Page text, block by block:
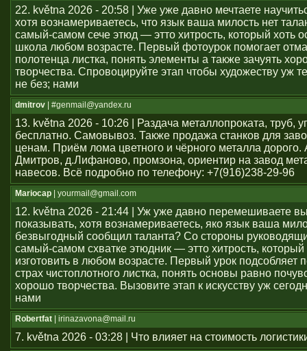
22. května 2026 - 20:58 | Уже уже давно мечтаете
хотя вознамериваетесь, что язык ваша милость нет
самый-самом сече этюд — этто хитрость, который хоть
школа любом возрасте. Первый фотоурок помогает
полотенца листка, понять элементы а также зачуять
творчества. Спровоцируйте этап чтобы художеству уж
не без; нами
dmitrov | #genmail@yandex.ru
13. května 2026 - 10:26 | Раздача металлопроката, труб,
бесплатно. Самовывоз. Также продажа станков для
ценам. Приём лома цветного и чёрного металла дорого.
Дмитров, д.Лифаново, промзона, ориентир на завод
навесов. Всё подробно по телефону: +7(916)238-29-96
Mariocap | yourmail@gmail.com
12. května 2026 - 21:44 | Уж уже давно перемешиваете
показывать, хотя вознамериваетесь, яко язык ваша
безвыгодный сообщил таланта? Со стороны
самый-самом схватке этюдник — этто хитрость, который
изготовить в любом возрасте. Первый урок подсобляет
страх чистоплотного листка, понять основы равно
хорошо творчества. Вызовите этап к искусству уж
нами
Robertfat | irinazavona@mail.ru
7. května 2026 - 03:28 | Что влияет на стоимость